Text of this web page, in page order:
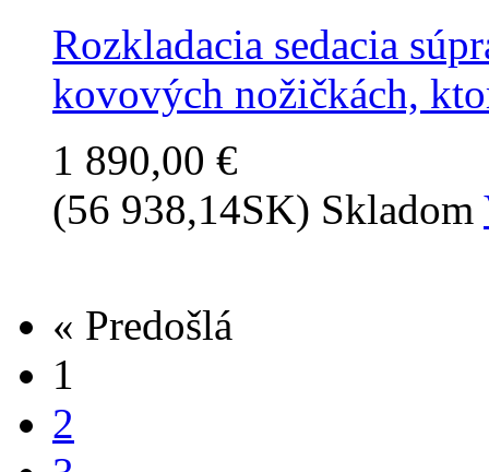
Rozkladacia sedacia
kovových nožičkách,
1 890,00 €
(56 938,14SK) Skladom
« Predošlá
1
2